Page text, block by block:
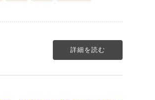
詳細を読む